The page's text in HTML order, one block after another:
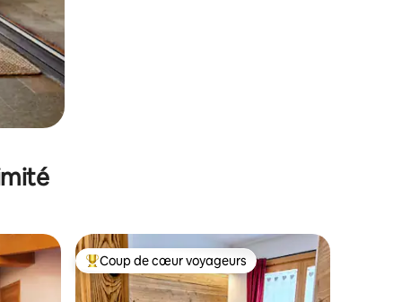
Coups de cœur voyageurs les plus appréciés
Coup de cœur voyageurs